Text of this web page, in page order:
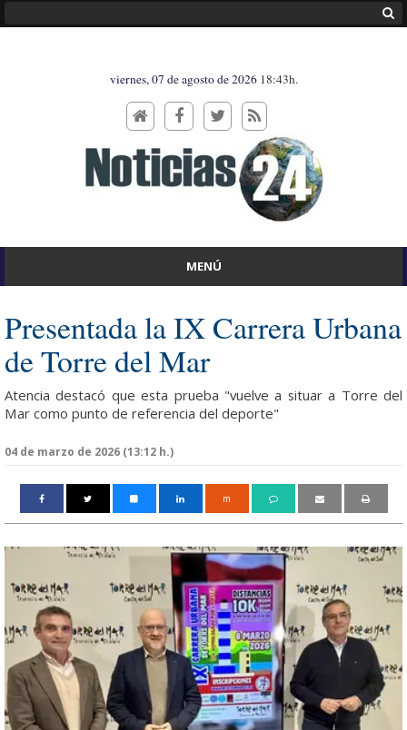
viernes, 07 de agosto de 2026 18:43h.
MENÚ
Presentada la IX Carrera Urbana
de Torre del Mar
Atencia destacó que esta prueba "vuelve a situar a Torre del
Mar como punto de referencia del deporte"
04 de marzo de 2026 (13:12 h.)
m